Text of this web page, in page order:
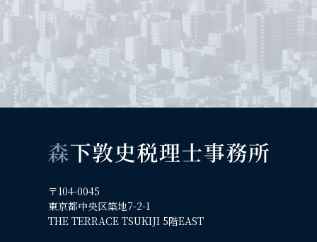
〒104-0045
東京都中央区築地7-2-1
THE TERRACE TSUKIJI 5階EAST